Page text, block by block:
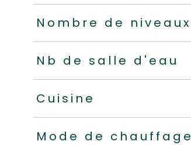
Nombre de niveaux
Nb de salle d'eau
Cuisine
Mode de chauffage